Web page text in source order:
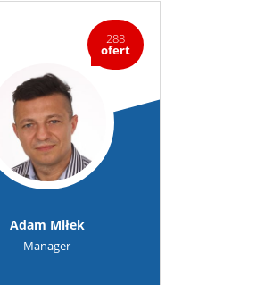
288
ofert
Adam Miłek
Manager